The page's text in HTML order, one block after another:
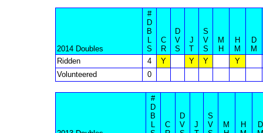
2014 Doubles
#
D
B
L
S
C
R
D
V
S
J
T
S
V
S
M
H
H
M
D
M
Ridden
4 Y Y Y
Y
Volunteered
0
#
D
B
L
C
D
V
J
S
V
M
H
D